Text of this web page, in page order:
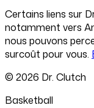
Certains liens sur
notamment vers
nous pouvons
surcoût pour vous.
© 2026 Dr. Clutch
Basketball